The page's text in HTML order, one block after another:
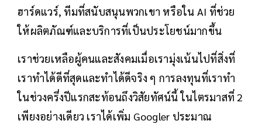
ฮาร์ดแวร์, ทีมที่สนับสนุนพวกเขา หรือใน AI ที่ช่วย
ให้ผลิตภัณฑ์และบริการที่เป็นประโยชน์มากขึ้น
เราช่วยเหลือผู้คนและสังคมเมื่อเรามุ่งเน้นไปที่สิ่งที่
เราทำได้ดีที่สุดและทำได้ดีจริง ๆ การลงทุนที่เราทำ
ในช่วงครึ่งปีแรกสะท้อนถึงวิสัยทัศน์นี้ ในไตรมาสที่ 2
เพียงอย่างเดียว เราได้เพิ่ม Googler ประมาณ